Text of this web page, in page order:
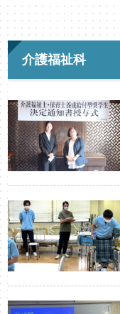
介護福祉科